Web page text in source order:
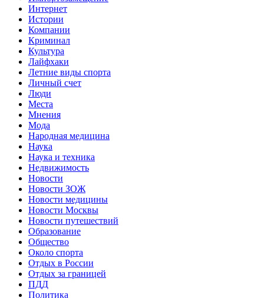
Интернет
Истории
Компании
Криминал
Культура
Лайфхаки
Летние виды спорта
Личный счет
Люди
Места
Мнения
Мода
Народная медицина
Наука
Наука и техника
Недвижимость
Новости
Новости ЗОЖ
Новости медицины
Новости Москвы
Новости путешествий
Образование
Общество
Около спорта
Отдых в России
Отдых за границей
ПДД
Политика